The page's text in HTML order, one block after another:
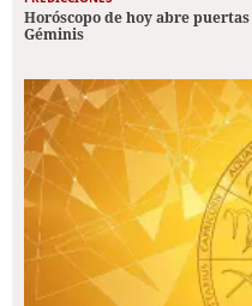
Horóscopo de hoy abre
Géminis